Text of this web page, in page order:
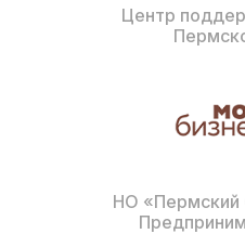
Центр
НО «Пермский